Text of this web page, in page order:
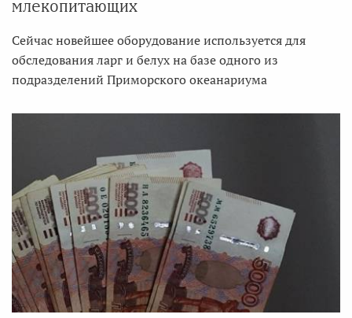
млекопитающих
Сейчас новейшее оборудование используется для
обследования ларг и белух на базе одного из
подразделений Приморского океанариума